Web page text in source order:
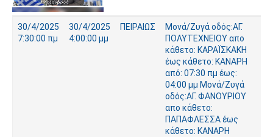
30/4/2025
7:30:00 πμ
30/4/2025
4:00:00 μμ
ΠΕΙΡΑΙΩΣ
Μονά/Ζυγά οδός:ΑΓ.
ΠΟΛΥΤΕΧΝΕΙΟΥ απο
κάθετο: ΚΑΡΑΪΣΚΑΚΗ
έως κάθετο: ΚΑΝΑΡΗ
από: 07:30 πμ έως:
04:00 μμ Μονά/Ζυγά
οδός:ΑΓ. ΦΑΝΟΥΡΙΟΥ
απο κάθετο:
ΠΑΠΑΦΛΕΣΣΑ έως
κάθετο: ΚΑΝΑΡΗ